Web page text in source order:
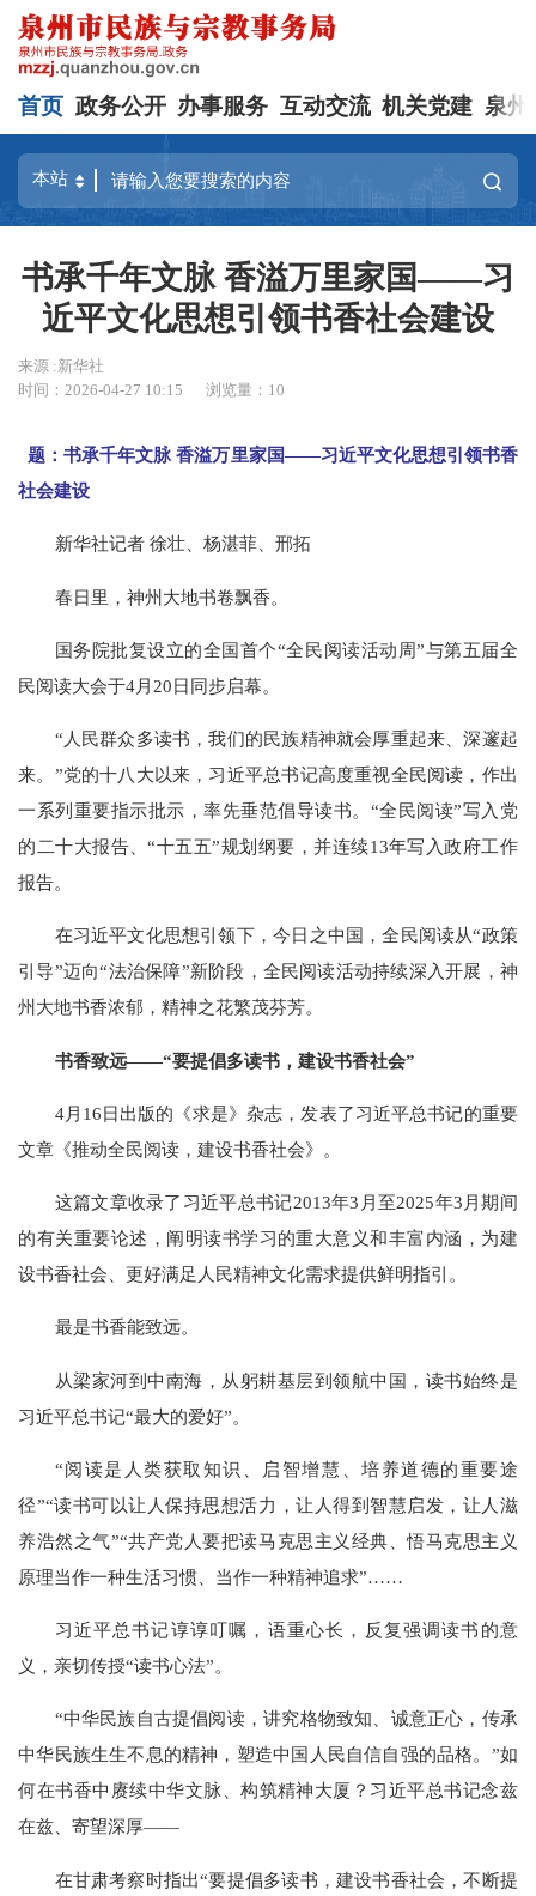
首页 政务公开 办事服务 互动交流 机关党建 泉州
书承千年文脉 香溢万里家国——习
近平文化思想引领书香社会建设
来源 :新华社
时间：2026-04-27 10:15
浏览量： 10
题：书承千年文脉 香溢万里家国——习近平文化思想引领书香
社会建设
新华社记者 徐壮、杨湛菲、邢拓
春日里，神州大地书卷飘香。
国务院批复设立的全国首个“全民阅读活动周”与第五届全
民阅读大会于4月20日同步启幕。
“人民群众多读书，我们的民族精神就会厚重起来、深邃起
来。”党的十八大以来，习近平总书记高度重视全民阅读，作出
一系列重要指示批示，率先垂范倡导读书。“全民阅读”写入党
的二十大报告、“十五五”规划纲要，并连续13年写入政府工作
报告。
在习近平文化思想引领下，今日之中国，全民阅读从“政策
引导”迈向“法治保障”新阶段，全民阅读活动持续深入开展，神
州大地书香浓郁，精神之花繁茂芬芳。
书香致远——“要提倡多读书，建设书香社会”
4月16日出版的《求是》杂志，发表了习近平总书记的重要
文章《推动全民阅读，建设书香社会》。
这篇文章收录了习近平总书记2013年3月至2025年3月期间
的有关重要论述，阐明读书学习的重大意义和丰富内涵，为建
设书香社会、更好满足人民精神文化需求提供鲜明指引。
最是书香能致远。
从梁家河到中南海，从躬耕基层到领航中国，读书始终是
习近平总书记“最大的爱好”。
“阅读是人类获取知识、启智增慧、培养道德的重要途
径”“读书可以让人保持思想活力，让人得到智慧启发，让人滋
养浩然之气”“共产党人要把读马克思主义经典、悟马克思主义
原理当作一种生活习惯、当作一种精神追求”……
习近平总书记谆谆叮嘱，语重心长，反复强调读书的意
义，亲切传授“读书心法”。
“中华民族自古提倡阅读，讲究格物致知、诚意正心，传承
中华民族生生不息的精神，塑造中国人民自信自强的品格。”如
何在书香中赓续中华文脉、构筑精神大厦？习近平总书记念兹
在兹、寄望深厚——
在甘肃考察时指出“要提倡多读书，建设书香社会，不断提